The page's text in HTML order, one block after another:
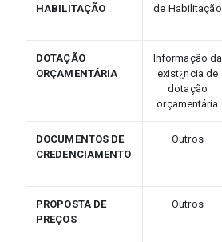
HABILITAÇÃO
de Habilitação
DOTAÇÃO
ORÇAMENTÁRIA
Informação da
exist¿ncia de
dotação
orçamentária
DOCUMENTOS DE
CREDENCIAMENTO
Outros
PROPOSTA DE
PREÇOS
Outros